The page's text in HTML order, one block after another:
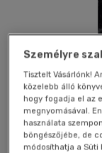
Személyre
Tisztelt Vásárlónk!
közelebb álló
hogy fogadja el az
megnyomásával.
használata
böngészőjébe, de
módosíthatja a Süti